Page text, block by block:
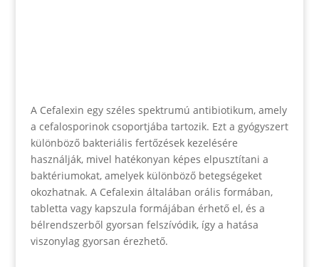
A Cefalexin egy széles spektrumú antibiotikum, amely
a cefalosporinok csoportjába tartozik. Ezt a gyógyszert
különböző bakteriális fertőzések kezelésére
használják, mivel hatékonyan képes elpusztítani a
baktériumokat, amelyek különböző betegségeket
okozhatnak. A Cefalexin általában orális formában,
tabletta vagy kapszula formájában érhető el, és a
bélrendszerből gyorsan felszívódik, így a hatása
viszonylag gyorsan érezhető.